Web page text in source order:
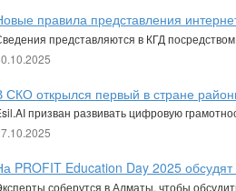
правила представления
представляются в КГД
СКО открылся первый в стране
призван развивать цифровую
PROFIT Education Day 2025
соберутся в Алматы, чтобы